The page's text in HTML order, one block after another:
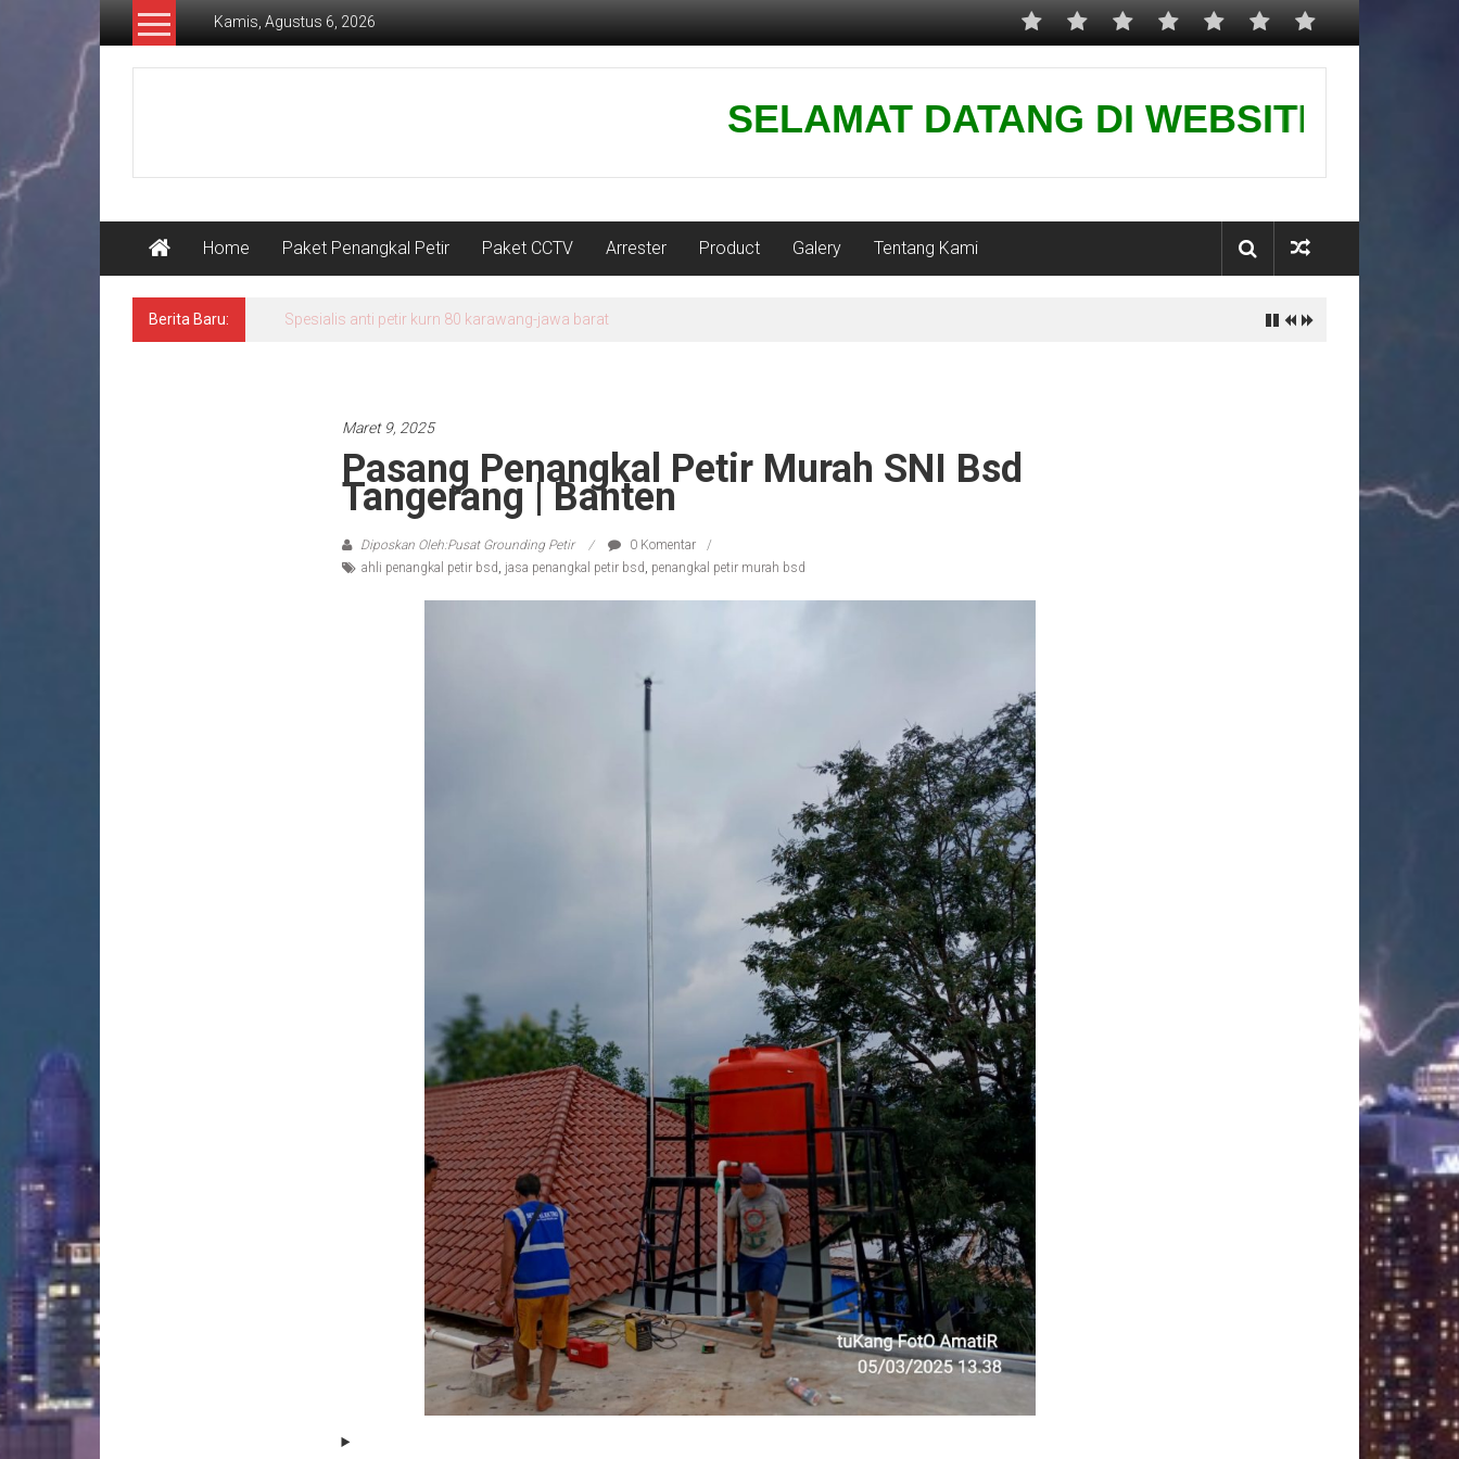
Lompat
ke
Kamis, Agustus 6, 2026
Petir
SELAMAT DATANG DI WEBSITE
Home Paket Penangkal Petir Paket CCTV Arrester Product Galery Tentang Kami
Berita Baru: Spesialis anti petir kurn 80 karawang-jawa barat
Maret 9, 2025
Pasang Penangkal Petir Murah SNI Bsd
Tangerang | Banten
Diposkan Oleh:Pusat Grounding Petir
0 Komentar
ahli penangkal petir bsd, jasa penangkal petir bsd, penangkal petir murah bsd